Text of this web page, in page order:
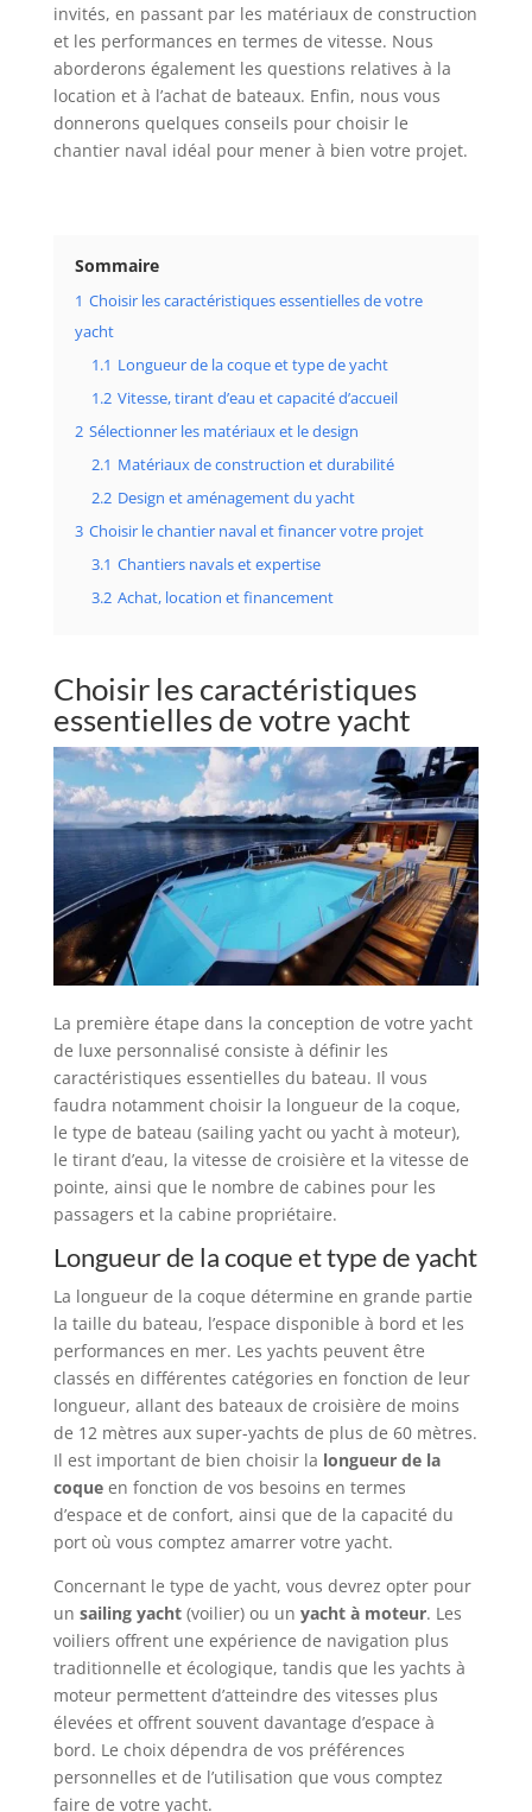
invités, en passant par les matériaux de construction
et les performances en termes de vitesse. Nous
aborderons également les questions relatives à la
location et à l’achat de bateaux. Enfin, nous vous
donnerons quelques conseils pour choisir le
chantier naval idéal pour mener à bien votre projet.
Sommaire
1 Choisir les caractéristiques essentielles de votre
yacht
1.1 Longueur de la coque et type de yacht
1.2 Vitesse, tirant d’eau et capacité d’accueil
2 Sélectionner les matériaux et le design
2.1 Matériaux de construction et durabilité
2.2 Design et aménagement du yacht
3 Choisir le chantier naval et financer votre projet
3.1 Chantiers navals et expertise
3.2 Achat, location et financement
Choisir les caractéristiques
essentielles de votre yacht
La première étape dans la conception de votre yacht
de luxe personnalisé consiste à définir les
caractéristiques essentielles du bateau. Il vous
faudra notamment choisir la longueur de la coque,
le type de bateau (sailing yacht ou yacht à moteur),
le tirant d’eau, la vitesse de croisière et la vitesse de
pointe, ainsi que le nombre de cabines pour les
passagers et la cabine propriétaire.
Longueur de la coque et type de yacht
La longueur de la coque détermine en grande partie
la taille du bateau, l’espace disponible à bord et les
performances en mer. Les yachts peuvent être
classés en différentes catégories en fonction de leur
longueur, allant des bateaux de croisière de moins
de 12 mètres aux super-yachts de plus de 60 mètres.
Il est important de bien choisir la longueur de la
coqueen fonction de vos besoins en termes
d’espace et de confort, ainsi que de la capacité du
port où vous comptez amarrer votre yacht.
Concernant le type de yacht, vous devrez opter pour
un sailing yacht(voilier) ou un yacht à moteur. Les
voiliers offrent une expérience de navigation plus
traditionnelle et écologique, tandis que les yachts à
moteur permettent d’atteindre des vitesses plus
élevées et offrent souvent davantage d’espace à
bord. Le choix dépendra de vos préférences
personnelles et de l’utilisation que vous comptez
faire de votre yacht.